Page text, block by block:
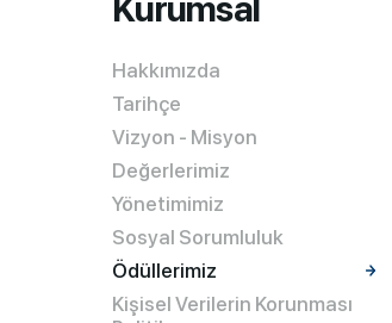
Hakkımızda
Tarihçe
Vizyon - Misyon
Değerlerimiz
Yönetimimiz
Sosyal Sorumluluk
Ödüllerimiz
Kişisel Verilerin Korunması